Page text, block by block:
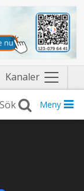
Kanaler Näytä
valikko
Meny